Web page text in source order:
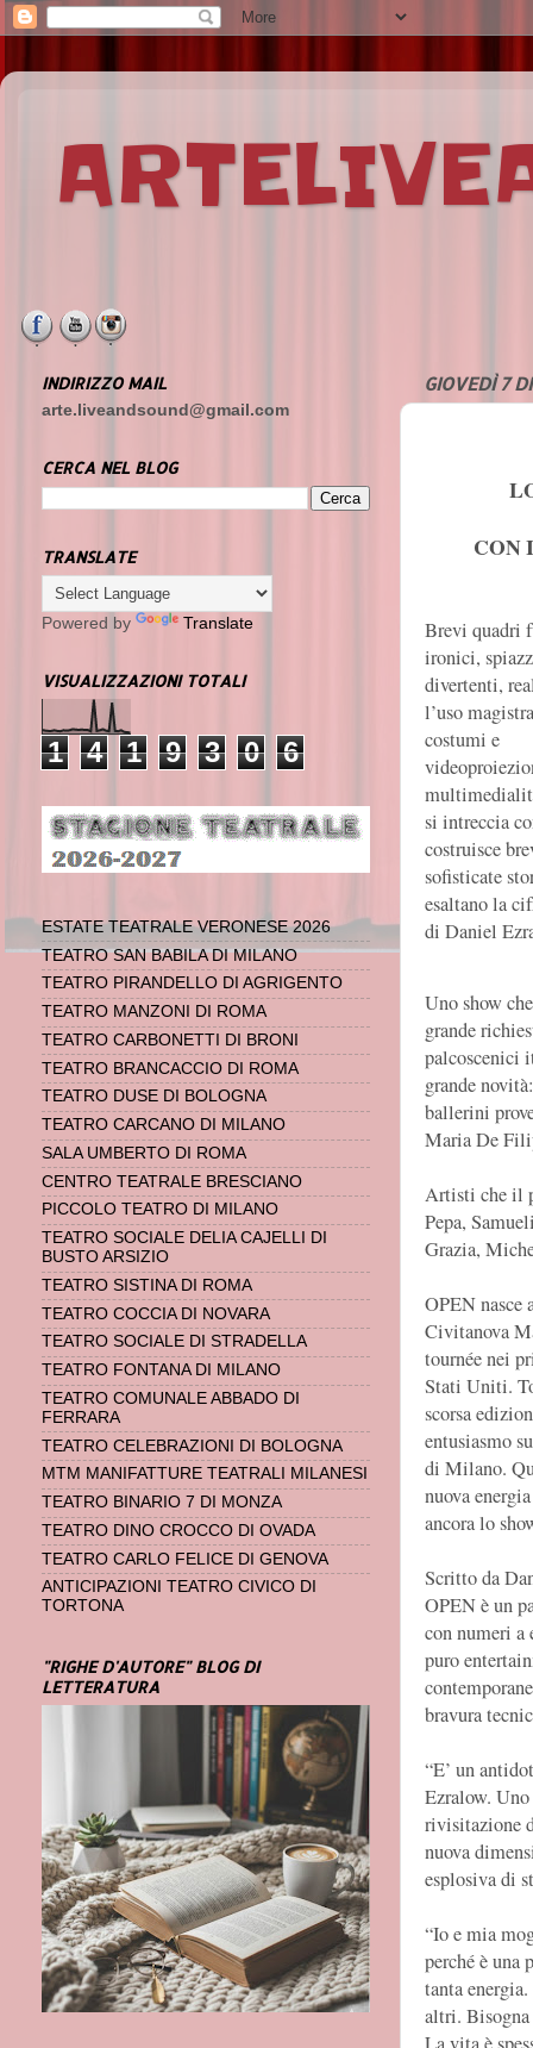
GIOVEDÌ 7
CON
Brevi quadri
ironici,
divertenti,
l’uso
costumi e
si intreccia
costruisce
sofisticate
esaltano la
di Daniel
Uno show
grande
palcoscenici
grande
ballerini
Maria De
Artisti che il
Pepa,
Grazia,
OPEN nasce
Civitanova
tournée nei
Stati Uniti.
scorsa
entusiasmo
di Milano.
nuova
ancora lo
Scritto da
OPEN è un
con numeri
puro
bravura
“E’ un
Ezralow.
rivisitazione
nuova
esplosiva di
“Io e mia
perché è una
tanta
altri. Bisogna
INDIRIZZO MAIL
arte.liveandsound@gmail.com
CERCA NEL BLOG
TRANSLATE
Powered by Translate
VISUALIZZAZIONI TOTALI
1 4 1 9 3 0 6
ESTATE TEATRALE VERONESE 2026
TEATRO SAN BABILA DI MILANO
TEATRO PIRANDELLO DI AGRIGENTO
TEATRO MANZONI DI ROMA
TEATRO CARBONETTI DI BRONI
TEATRO BRANCACCIO DI ROMA
TEATRO DUSE DI BOLOGNA
TEATRO CARCANO DI MILANO
SALA UMBERTO DI ROMA
CENTRO TEATRALE BRESCIANO
PICCOLO TEATRO DI MILANO
TEATRO SOCIALE DELIA CAJELLI DI
BUSTO ARSIZIO
TEATRO SISTINA DI ROMA
TEATRO COCCIA DI NOVARA
TEATRO SOCIALE DI STRADELLA
TEATRO FONTANA DI MILANO
TEATRO COMUNALE ABBADO DI
FERRARA
TEATRO CELEBRAZIONI DI BOLOGNA
MTM MANIFATTURE TEATRALI MILANESI
TEATRO BINARIO 7 DI MONZA
TEATRO DINO CROCCO DI OVADA
TEATRO CARLO FELICE DI GENOVA
ANTICIPAZIONI TEATRO CIVICO DI
TORTONA
"RIGHE D'AUTORE" BLOG DI
LETTERATURA